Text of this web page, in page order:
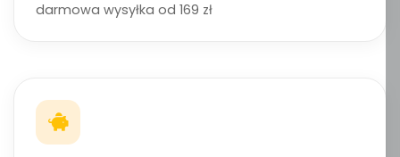
darmowa wysyłka od 169 zł